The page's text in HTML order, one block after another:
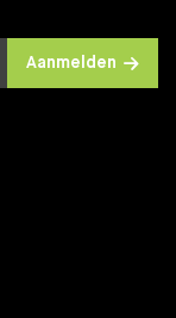
Aanmelden